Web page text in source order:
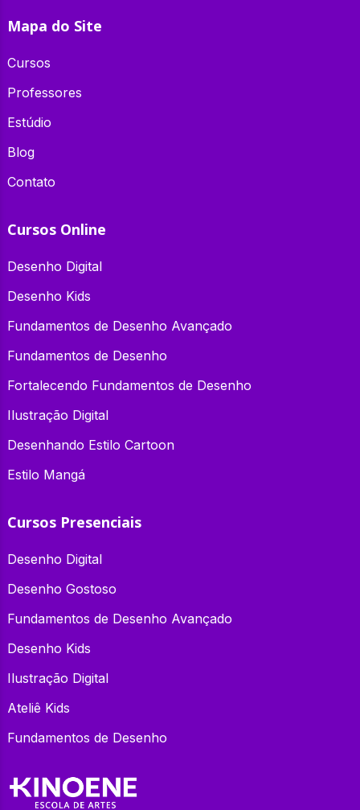
Mapa do Site
Cursos
Professores
Estúdio
Blog
Contato
Cursos Online
Desenho Digital
Desenho Kids
Fundamentos de Desenho Avançado
Fundamentos de Desenho
Fortalecendo Fundamentos de Desenho
Ilustração Digital
Desenhando Estilo Cartoon
Estilo Mangá
Cursos Presenciais
Desenho Digital
Desenho Gostoso
Fundamentos de Desenho Avançado
Desenho Kids
Ilustração Digital
Ateliê Kids
Fundamentos de Desenho